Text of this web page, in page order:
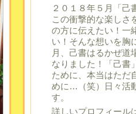
２０１８年５月「己
この衝撃的な楽しさ
の方に伝えたい！一
い！そんな想いを胸
月、己書はるかぜ道
なりました！「己書
ために、本当はただ
めに…（笑）日々活
す。
詳しいプロフィール